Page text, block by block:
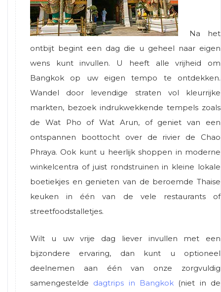
Na het
ontbijt begint een dag die u geheel naar eigen
wens kunt invullen. U heeft alle vrijheid om
Bangkok op uw eigen tempo te ontdekken.
Wandel door levendige straten vol kleurrijke
markten, bezoek indrukwekkende tempels zoals
de Wat Pho of Wat Arun, of geniet van een
ontspannen boottocht over de rivier de Chao
Phraya. Ook kunt u heerlijk shoppen in moderne
winkelcentra of juist rondstruinen in kleine lokale
boetiekjes en genieten van de beroemde Thaise
keuken in één van de vele restaurants of
streetfoodstalletjes.
Wilt u uw vrije dag liever invullen met een
bijzondere ervaring, dan kunt u optioneel
deelnemen aan één van onze zorgvuldig
samengestelde dagtrips in Bangkok (niet in de